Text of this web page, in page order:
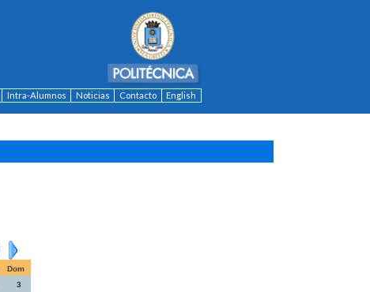
Intra-Alumnos Noticias Contacto English
Dom
3